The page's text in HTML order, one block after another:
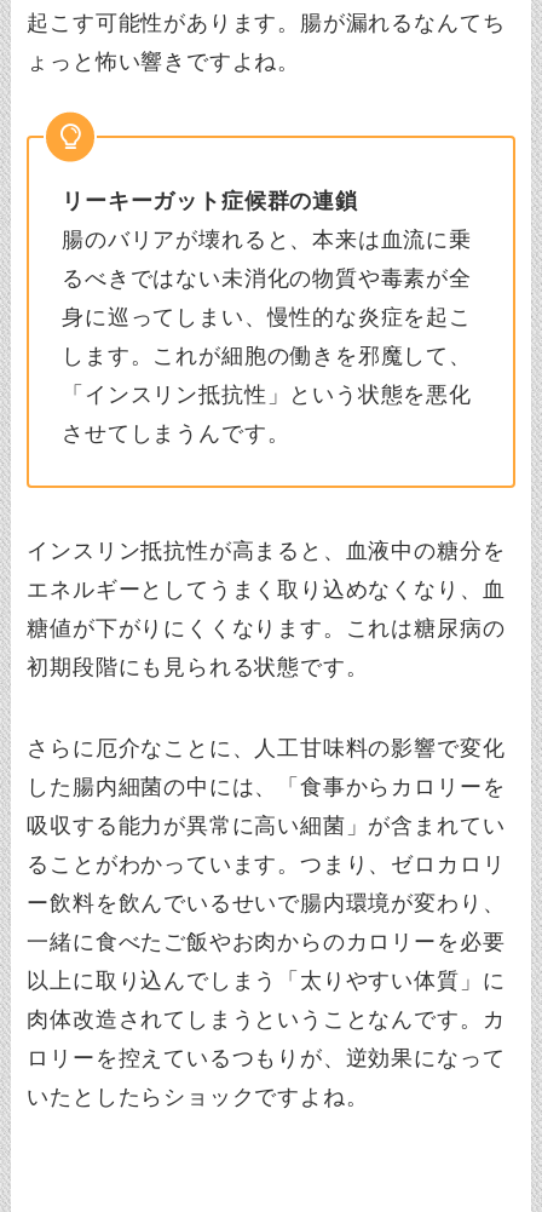
起こす可能性があります。腸が漏れるなんてち
ょっと怖い響きですよね。
リーキーガット症候群の連鎖
腸のバリアが壊れると、本来は血流に乗
るべきではない未消化の物質や毒素が全
身に巡ってしまい、慢性的な炎症を起こ
します。これが細胞の働きを邪魔して、
「インスリン抵抗性」という状態を悪化
させてしまうんです。
インスリン抵抗性が高まると、血液中の糖分を
エネルギーとしてうまく取り込めなくなり、血
糖値が下がりにくくなります。これは糖尿病の
初期段階にも見られる状態です。
さらに厄介なことに、人工甘味料の影響で変化
した腸内細菌の中には、「食事からカロリーを
吸収する能力が異常に高い細菌」が含まれてい
ることがわかっています。つまり、ゼロカロリ
ー飲料を飲んでいるせいで腸内環境が変わり、
一緒に食べたご飯やお肉からのカロリーを必要
以上に取り込んでしまう「太りやすい体質」に
肉体改造されてしまうということなんです。カ
ロリーを控えているつもりが、逆効果になって
いたとしたらショックですよね。